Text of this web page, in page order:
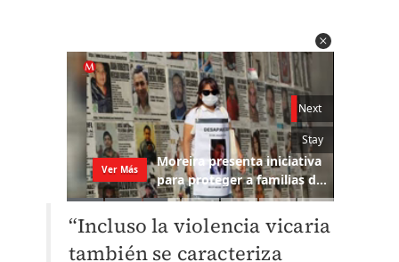
“Incluso la violencia vicaria
también se caracteriza